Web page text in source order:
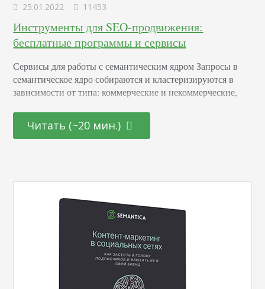
25.01.2022 11453
Инструменты для SEO-продвижения:
бесплатные программы и сервисы
Сервисы для работы с семантическим ядром Запросы в
семантическое ядро собираются и кластеризируются в
зависимости от типа: коммерческие и некоммерческие,
Чтобы сделать процесс сбора запросов быстрее,
автоматизируйте его с помощью удобных сео
собранные ключи в буфер обмена можно кнопками…
Читать (~20 мин.)